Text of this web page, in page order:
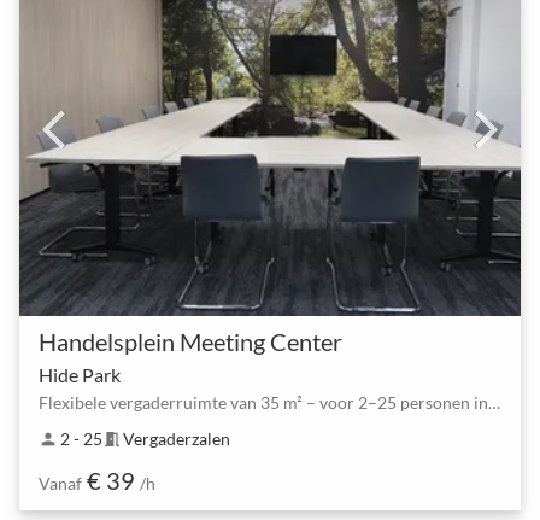
Handelsplein Meeting Center
Hide Park
Flexibele vergaderruimte van 35 m² – voor 2–25 personen in Amstelveen
person 2 - 25 meeting_room Vergaderzalen
Vanaf € 39 /h